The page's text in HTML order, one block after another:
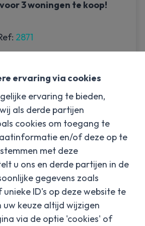
ervaring via cookies
ervaring te bieden,
als derde partijen
cookies om toegang te
en/of deze op te
met deze
u ons en derde partijen in de
gegevens zoals
ID's op deze website te
uw keuze altijd wijzigen
via de optie 'cookies' of
3 woningen te koop!
: 2871